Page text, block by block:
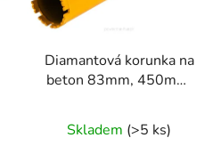
Diamantová korunka na
beton 83mm, 450mm,
Skladem (>5 ks)